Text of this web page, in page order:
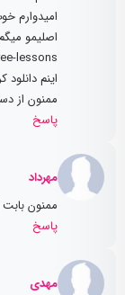
امیدوارم
اصلیمو
lessons/
اینم
ممنون از
پاسخ
مهرداد
ممنون
پاسخ
مهدی